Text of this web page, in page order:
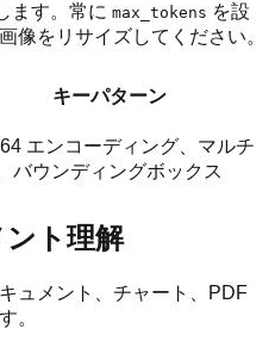
ます。常に max_tokens を設
像をリサイズしてください。
キーパターン
エンコーディング、マルチ
バウンディングボックス
ト理解
ュメント、チャート、PDF
。